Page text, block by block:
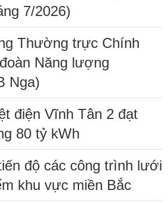
7/2026)
Thường trực Chính
Năng lượng
Nga)
điện Vĩnh Tân 2 đạt
80 tỷ kWh
độ các công trình lưới
khu vực miền Bắc